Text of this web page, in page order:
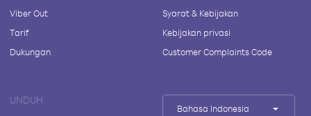
Viber Out
Tarif
Dukungan
Syarat & Kebijakan
Kebijakan privasi
Customer Complaints Code
UNDUH
Bahasa Indonesia